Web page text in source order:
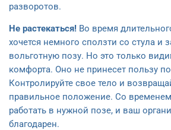
разворотов.
Не растекаться! Во время
хочется немного сползти со стула и
вольготную позу. Но это только
комфорта. Оно не принесет пользу
Контролируйте свое тело и
правильное положение. Со
работать в нужной позе, и ваш
благодарен.